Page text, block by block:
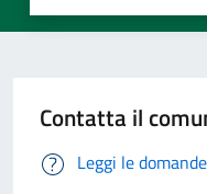
Contatta il
Leggi le